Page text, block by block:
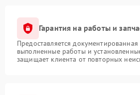
Гарантия на работы и
Предоставляется документированная
выполненные работы и
защищает клиента от повторных